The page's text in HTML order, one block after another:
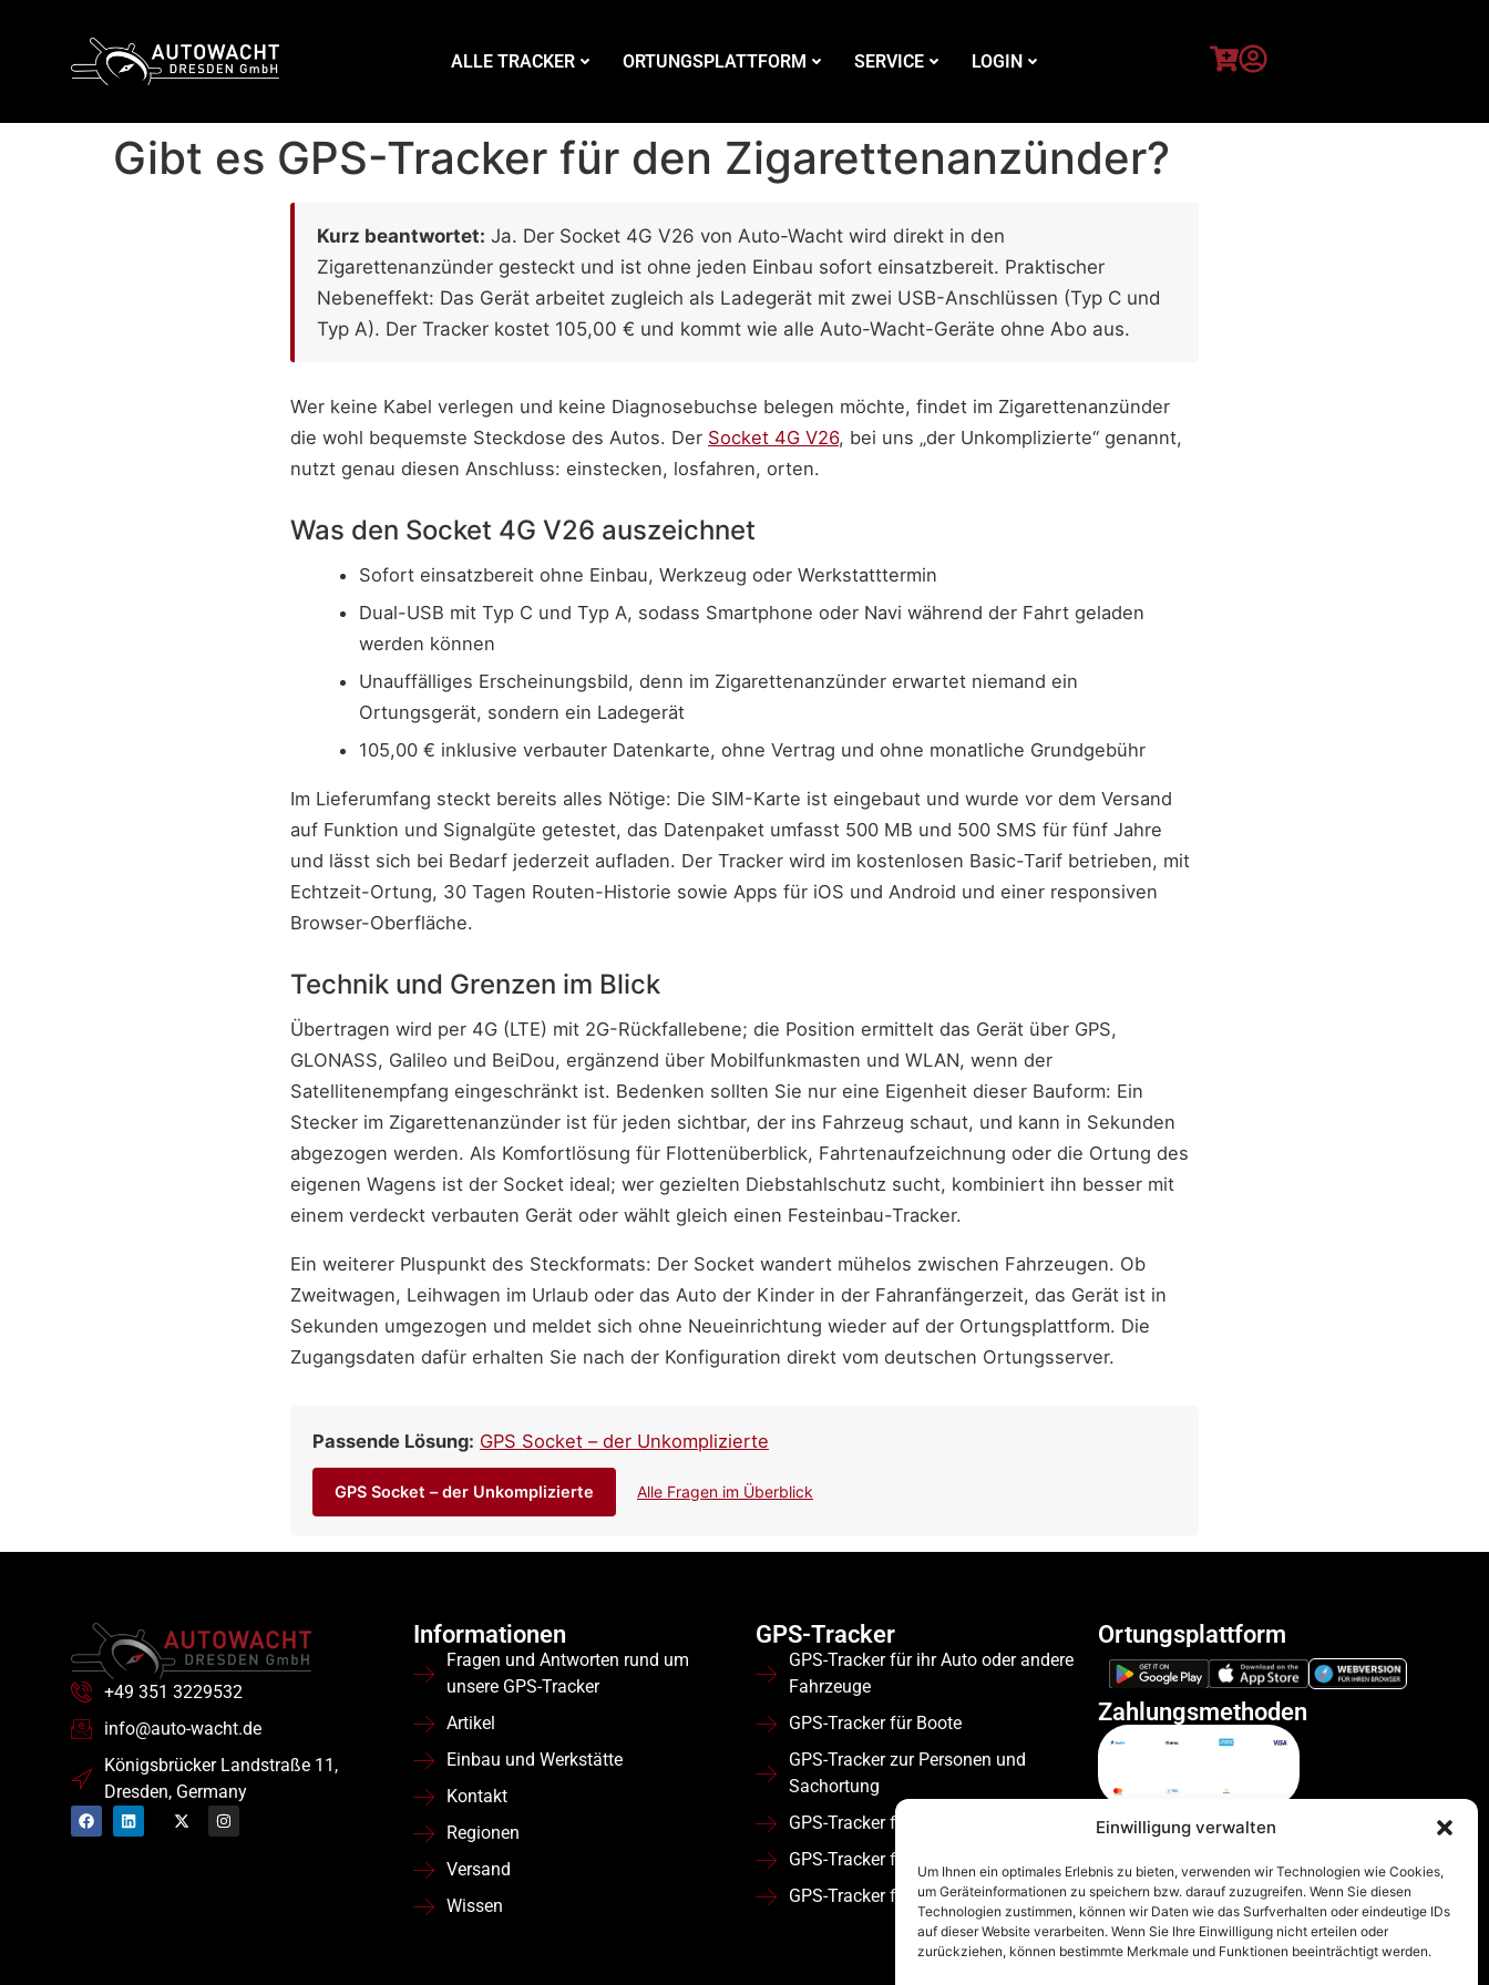
Einwilligung verwalten
Um Ihnen ein optimales Erlebnis zu bieten, verwenden wir Technologien wie Cookies,
um Geräteinformationen zu speichern bzw. darauf zuzugreifen. Wenn Sie diesen
Technologien zustimmen, können wir Daten wie das Surfverhalten oder eindeutige IDs
auf dieser Website verarbeiten. Wenn Sie Ihre Einwilligung nicht erteilen oder
zurückziehen, können bestimmte Merkmale und Funktionen beeinträchtigt werden.
ALLE TRACKER ORTUNGSPLATTFORM SERVICE LOGIN
Gibt es GPS-Tracker für den Zigarettenanzünder?
Kurz beantwortet: Ja. Der Socket 4G V26 von Auto-Wacht wird direkt in den
Zigarettenanzünder gesteckt und ist ohne jeden Einbau sofort einsatzbereit. Praktischer
Nebeneffekt: Das Gerät arbeitet zugleich als Ladegerät mit zwei USB-Anschlüssen (Typ C und
Typ A). Der Tracker kostet 105,00 € und kommt wie alle Auto-Wacht-Geräte ohne Abo aus.
Wer keine Kabel verlegen und keine Diagnosebuchse belegen möchte, findet im Zigarettenanzünder
die wohl bequemste Steckdose des Autos. Der Socket 4G V26, bei uns „der Unkomplizierte“ genannt,
nutzt genau diesen Anschluss: einstecken, losfahren, orten.
Was den Socket 4G V26 auszeichnet
Sofort einsatzbereit ohne Einbau, Werkzeug oder Werkstatttermin
Dual-USB mit Typ C und Typ A, sodass Smartphone oder Navi während der Fahrt geladen
werden können
Unauffälliges Erscheinungsbild, denn im Zigarettenanzünder erwartet niemand ein
Ortungsgerät, sondern ein Ladegerät
105,00 € inklusive verbauter Datenkarte, ohne Vertrag und ohne monatliche Grundgebühr
Im Lieferumfang steckt bereits alles Nötige: Die SIM-Karte ist eingebaut und wurde vor dem Versand
auf Funktion und Signalgüte getestet, das Datenpaket umfasst 500 MB und 500 SMS für fünf Jahre
und lässt sich bei Bedarf jederzeit aufladen. Der Tracker wird im kostenlosen Basic-Tarif betrieben, mit
Echtzeit-Ortung, 30 Tagen Routen-Historie sowie Apps für iOS und Android und einer responsiven
Browser-Oberfläche.
Technik und Grenzen im Blick
Übertragen wird per 4G (LTE) mit 2G-Rückfallebene; die Position ermittelt das Gerät über GPS,
GLONASS, Galileo und BeiDou, ergänzend über Mobilfunkmasten und WLAN, wenn der
Satellitenempfang eingeschränkt ist. Bedenken sollten Sie nur eine Eigenheit dieser Bauform: Ein
Stecker im Zigarettenanzünder ist für jeden sichtbar, der ins Fahrzeug schaut, und kann in Sekunden
abgezogen werden. Als Komfortlösung für Flottenüberblick, Fahrtenaufzeichnung oder die Ortung des
eigenen Wagens ist der Socket ideal; wer gezielten Diebstahlschutz sucht, kombiniert ihn besser mit
einem verdeckt verbauten Gerät oder wählt gleich einen Festeinbau-Tracker.
Ein weiterer Pluspunkt des Steckformats: Der Socket wandert mühelos zwischen Fahrzeugen. Ob
Zweitwagen, Leihwagen im Urlaub oder das Auto der Kinder in der Fahranfängerzeit, das Gerät ist in
Sekunden umgezogen und meldet sich ohne Neueinrichtung wieder auf der Ortungsplattform. Die
Zugangsdaten dafür erhalten Sie nach der Konfiguration direkt vom deutschen Ortungsserver.
Passende Lösung: GPS Socket – der Unkomplizierte
GPS Socket – der Unkomplizierte Alle Fragen im Überblick
+49 351 3229532
info@auto-wacht.de
Königsbrücker Landstraße 11,
Dresden, Germany
Informationen
Fragen und Antworten rund um
unsere GPS-Tracker
Artikel
Einbau und Werkstätte
Kontakt
Regionen
Versand
Wissen
GPS-Tracker
GPS-Tracker für ihr Auto oder andere
Fahrzeuge
GPS-Tracker für Boote
GPS-Tracker zur Personen und
Sachortung
GPS-Tracker für Wohnmobile
GPS-Tracker für Flotten
GPS-Tracker für Nutzfahrzeuge
Ortungsplattform
Zahlungsmethoden